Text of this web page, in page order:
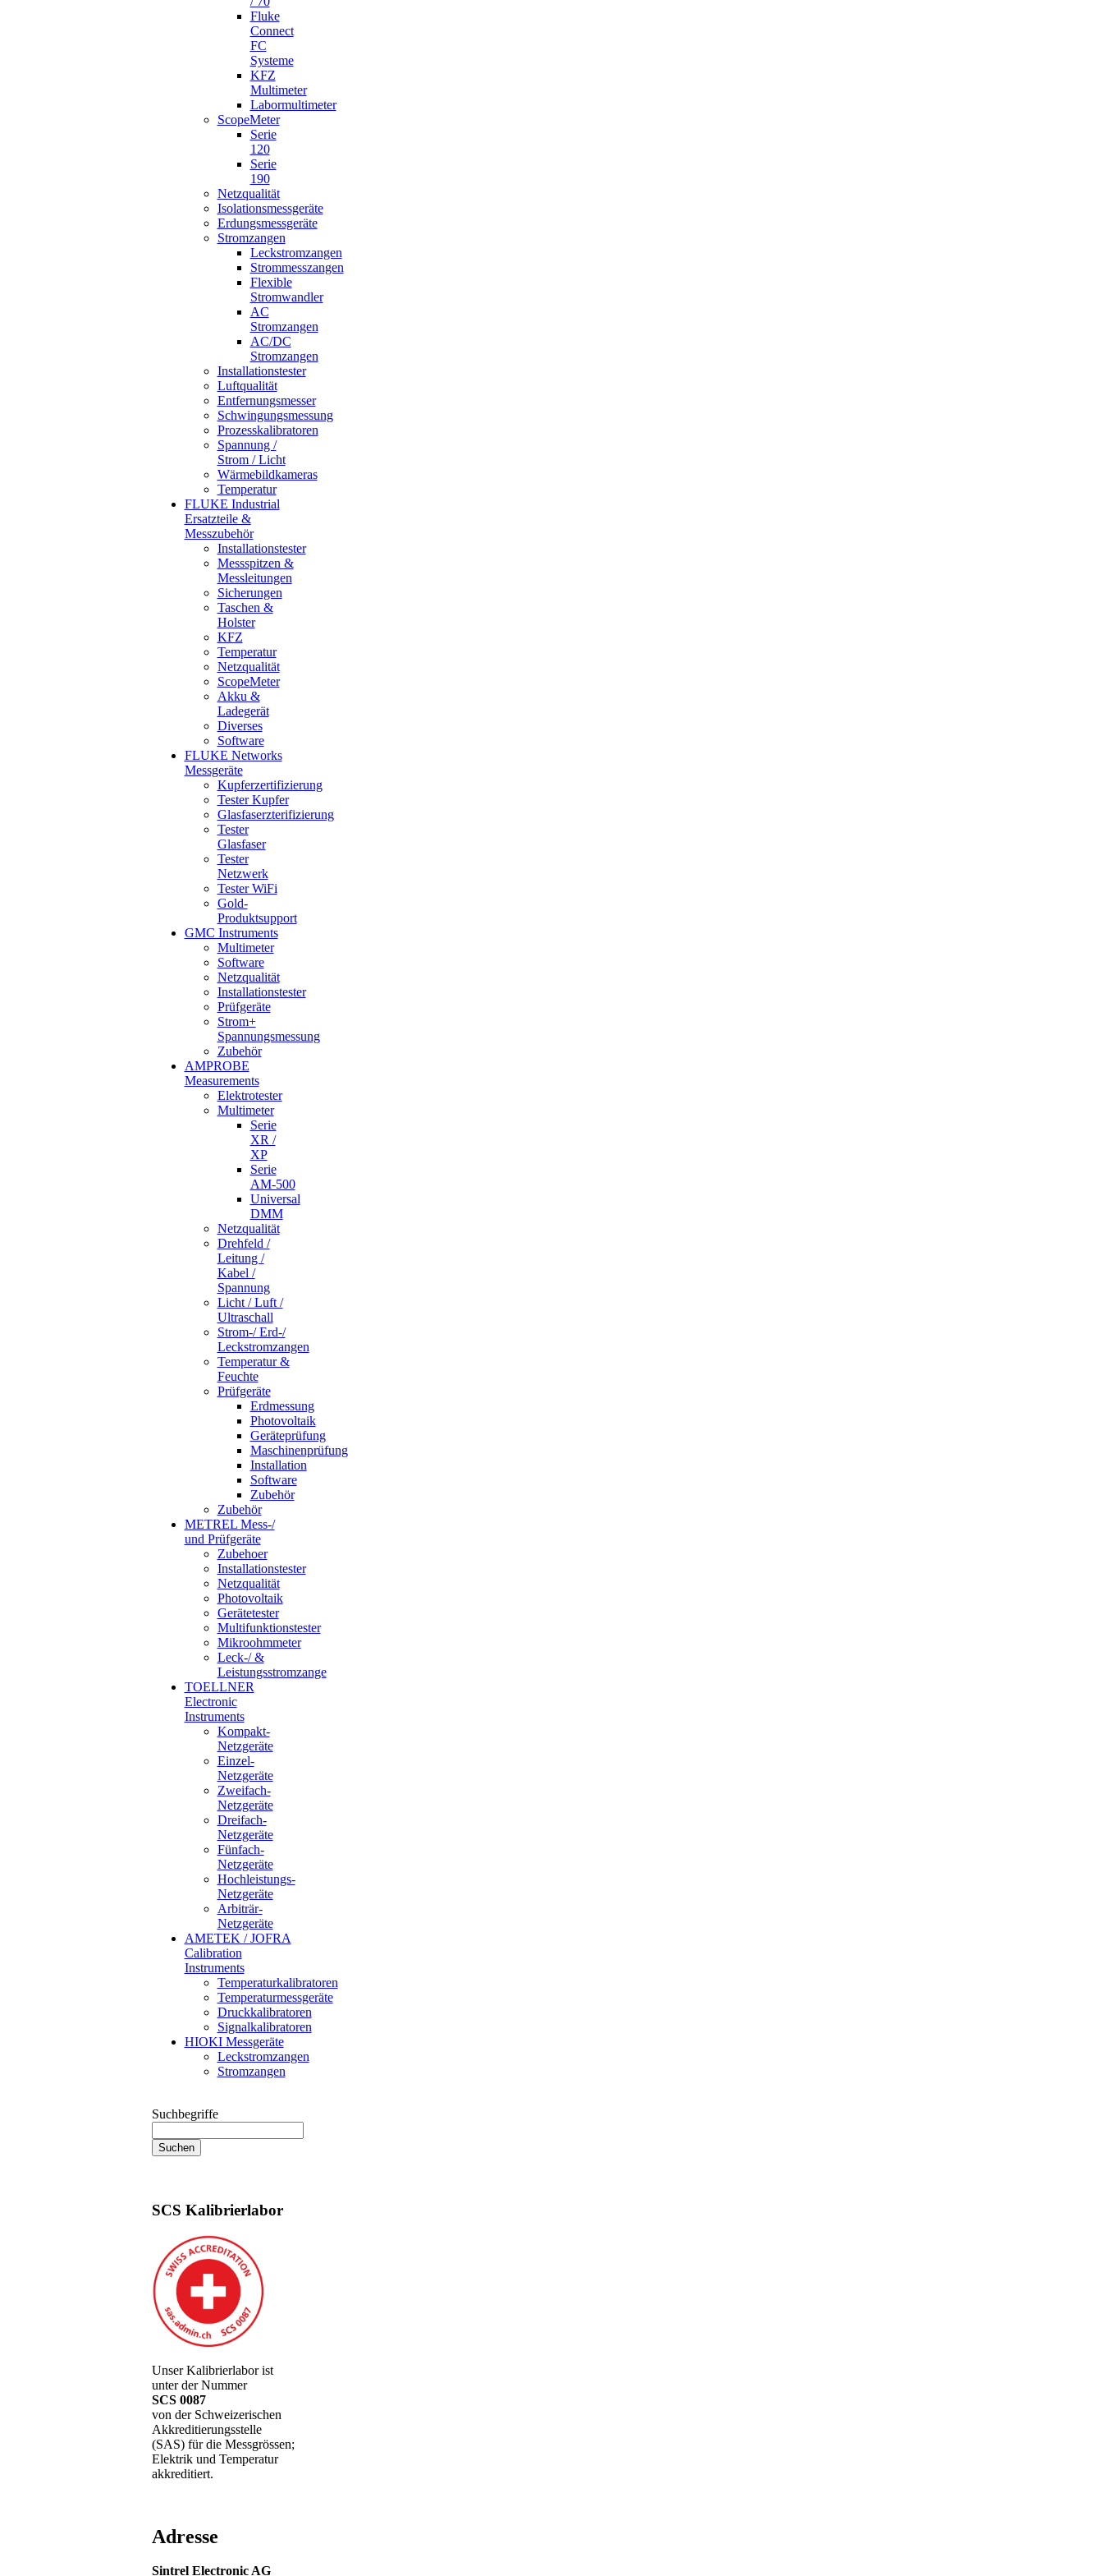
Fluke
Connect
FC
Systeme
KFZ
Multimeter
Labormultimeter
ScopeMeter
Serie
120
Serie
190
Netzqualität
Isolationsmessgeräte
Erdungsmessgeräte
Stromzangen
Leckstromzangen
Strommesszangen
Flexible
Stromwandler
AC
Stromzangen
AC/DC
Stromzangen
Installationstester
Luftqualität
Entfernungsmesser
Schwingungsmessung
Prozesskalibratoren
Spannung /
Strom / Licht
Wärmebildkameras
Temperatur
FLUKE Industrial
Ersatzteile &
Messzubehör
Installationstester
Messspitzen &
Messleitungen
Sicherungen
Taschen &
Holster
KFZ
Temperatur
Netzqualität
ScopeMeter
Akku &
Ladegerät
Diverses
Software
FLUKE Networks
Messgeräte
Kupferzertifizierung
Tester Kupfer
Glasfaserzterifizierung
Tester
Glasfaser
Tester
Netzwerk
Tester WiFi
Gold-
Produktsupport
GMC Instruments
Multimeter
Software
Netzqualität
Installationstester
Prüfgeräte
Strom+
Spannungsmessung
Zubehör
AMPROBE
Measurements
Elektrotester
Multimeter
Serie
XR /
XP
Serie
AM-500
Universal
DMM
Netzqualität
Drehfeld /
Leitung /
Kabel /
Spannung
Licht / Luft /
Ultraschall
Strom-/ Erd-/
Leckstromzangen
Temperatur &
Feuchte
Prüfgeräte
Erdmessung
Photovoltaik
Geräteprüfung
Maschinenprüfung
Installation
Software
Zubehör
Zubehör
METREL Mess-/
und Prüfgeräte
Zubehoer
Installationstester
Netzqualität
Photovoltaik
Gerätetester
Multifunktionstester
Mikroohmmeter
Leck-/ &
Leistungsstromzange
TOELLNER
Electronic
Instruments
Kompakt-
Netzgeräte
Einzel-
Netzgeräte
Zweifach-
Netzgeräte
Dreifach-
Netzgeräte
Fünfach-
Netzgeräte
Hochleistungs-
Netzgeräte
Arbiträr-
Netzgeräte
AMETEK / JOFRA
Calibration
Instruments
Temperaturkalibratoren
Temperaturmessgeräte
Druckkalibratoren
Signalkalibratoren
HIOKI Messgeräte
Leckstromzangen
Stromzangen
Suchbegriffe
SCS Kalibrierlabor
Unser Kalibrierlabor ist
unter der Nummer
SCS 0087
von der Schweizerischen
Akkreditierungsstelle
(SAS) für die Messgrössen;
Elektrik und Temperatur
akkreditiert.
Adresse
Sintrel Electronic AG